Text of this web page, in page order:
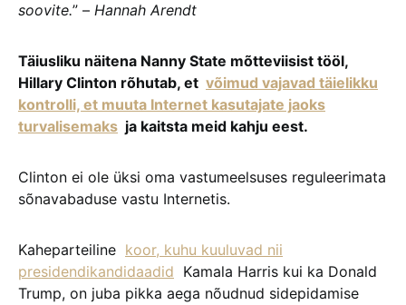
soovite.” – Hannah Arendt
Täiusliku näitena Nanny State mõtteviisist tööl,
Hillary Clinton rõhutab, et võimud vajavad täielikku
kontrolli, et muuta Internet kasutajate jaoks
turvalisemaks ja kaitsta meid kahju eest.
Clinton ei ole üksi oma vastumeelsuses reguleerimata
sõnavabaduse vastu Internetis.
Kaheparteiline koor, kuhu kuuluvad nii
presidendikandidaadid Kamala Harris kui ka Donald
Trump, on juba pikka aega nõudnud sidepidamise